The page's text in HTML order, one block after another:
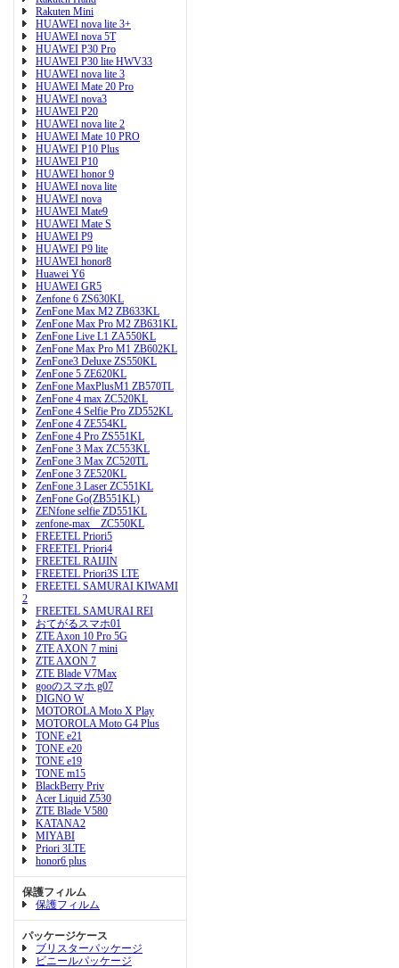
Rakuten Mini
HUAWEI nova lite 3+
HUAWEI nova 5T
HUAWEI P30 Pro
HUAWEI P30 lite HWV33
HUAWEI nova lite 3
HUAWEI Mate 20 Pro
HUAWEI nova3
HUAWEI P20
HUAWEI nova lite 2
HUAWEI Mate 10 PRO
HUAWEI P10 Plus
HUAWEI P10
HUAWEI honor 9
HUAWEI nova lite
HUAWEI nova
HUAWEI Mate9
HUAWEI Mate S
HUAWEI P9
HUAWEI P9 lite
HUAWEI honor8
Huawei Y6
HUAWEI GR5
Zenfone 6 ZS630KL
ZenFone Max M2 ZB633KL
ZenFone Max Pro M2 ZB631KL
ZenFone Live L1 ZA550KL
ZenFone Max Pro M1 ZB602KL
ZenFone3 Deluxe ZS550KL
ZenFone 5 ZE620KL
ZenFone MaxPlusM1 ZB570TL
ZenFone 4 max ZC520KL
ZenFone 4 Selfie Pro ZD552KL
ZenFone 4 ZE554KL
ZenFone 4 Pro ZS551KL
ZenFone 3 Max ZC553KL
ZenFone 3 Max ZC520TL
ZenFone 3 ZE520KL
ZenFone 3 Laser ZC551KL
ZenFone Go(ZB551KL)
ZENfone selfie ZD551KL
zenfone-max ZC550KL
FREETEL Priori5
FREETEL Priori4
FREETEL RAIJIN
FREETEL Priori3S LTE
FREETEL SAMURAI KIWAMI
2
FREETEL SAMURAI REI
おてがるスマホ01
ZTE Axon 10 Pro 5G
ZTE AXON 7 mini
ZTE AXON 7
ZTE Blade V7Max
gooのスマホ g07
DIGNO W
MOTOROLA Moto X Play
MOTOROLA Moto G4 Plus
TONE e21
TONE e20
TONE e19
TONE m15
BlackBerry Priv
Acer Liquid Z530
ZTE Blade V580
KATANA2
MIYABI
Priori 3LTE
honor6 plus
保護フィルム
保護フィルム
パッケージケース
ブリスターパッケージ
ビニールパッケージ